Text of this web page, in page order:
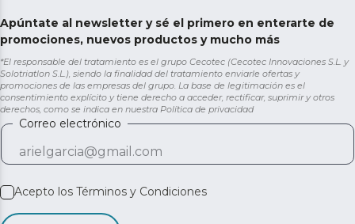
Apúntate al newsletter y sé el primero en enterarte de
promociones, nuevos productos y mucho más
*El responsable del tratamiento es el grupo Cecotec (Cecotec Innovaciones S.L. y
Solotriatlon S.L.), siendo la finalidad del tratamiento enviarle ofertas y
promociones de las empresas del grupo. La base de legitimación es el
consentimiento explícito y tiene derecho a acceder, rectificar, suprimir y otros
derechos, como se indica en nuestra Política de privacidad
Correo electrónico
Acepto los Términos y Condiciones